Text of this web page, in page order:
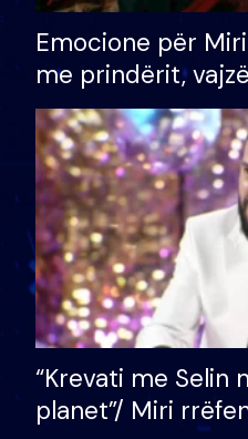
Emocione për
me prindërit,
bashkëshorten:
divorci apo jo?
“Krevati me Selin
planet”/ Miri